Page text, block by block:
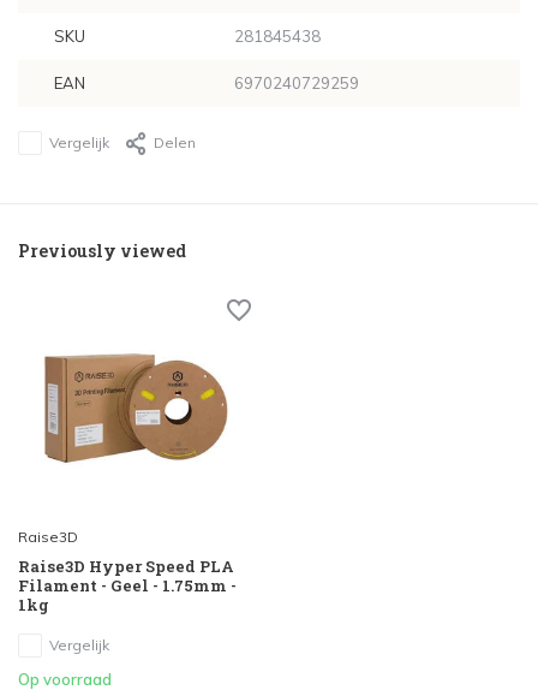
SKU 281845438
EAN 6970240729259
Vergelijk Delen
Previously viewed
Raise3D
Raise3D Hyper Speed PLA
Filament - Geel - 1.75mm -
1kg
Vergelijk
Op voorraad